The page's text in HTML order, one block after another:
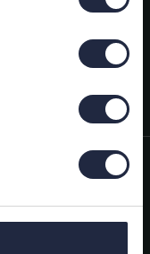
met onze klantenservice.